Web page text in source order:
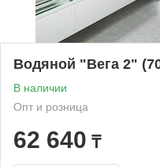
Водяной "Вега 2"
В наличии
Опт и розница
62 640 ₸